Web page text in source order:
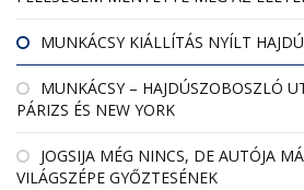
MUNKÁCSY KIÁLLÍTÁS NYÍLT
MUNKÁCSY – HAJDÚSZOBOSZLÓ
PÁRIZS ÉS NEW YORK
JOGSIJA MÉG NINCS, DE AUTÓJA
VILÁGSZÉPE GYŐZTESÉNEK